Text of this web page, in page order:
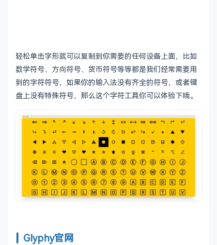
轻松单击字形就可以复制到你需要的任何设备上面，比如
数学符号、方向符号、货币符号等等都是我们经常需要用
到的字符符号，如果你的输入法没有齐全的符号，或者键
盘上没有特殊符号，那么这个字符工具你可以体验下哦。
Glyphy官网